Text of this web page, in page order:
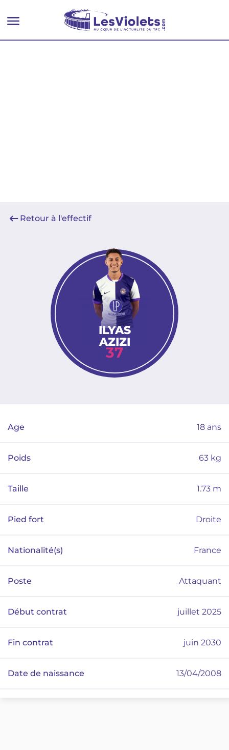
Retour à l'effectif
ILYAS
AZIZI
37
Age 18 ans
Poids 63 kg
Taille 1.73 m
Pied fort Droite
Nationalité(s) France
Poste Attaquant
Début contrat juillet 2025
Fin contrat juin 2030
Date de naissance 13/04/2008